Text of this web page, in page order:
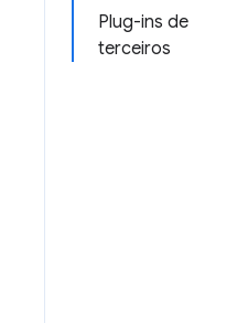
Plug-ins de
terceiros